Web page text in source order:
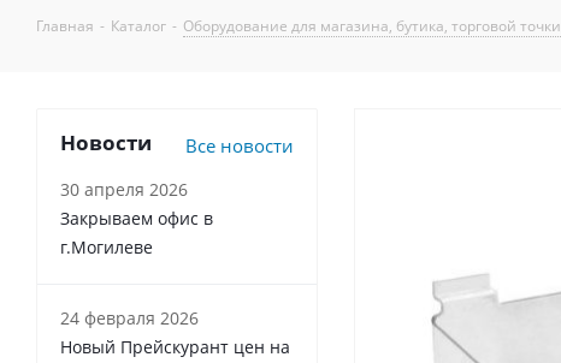
Главная - Каталог - Оборудование для магазина, бутика, торговой точки
Новости Все новости
30 апреля 2026
Закрываем офис в
г.Могилеве
24 февраля 2026
Новый Прейскурант цен на